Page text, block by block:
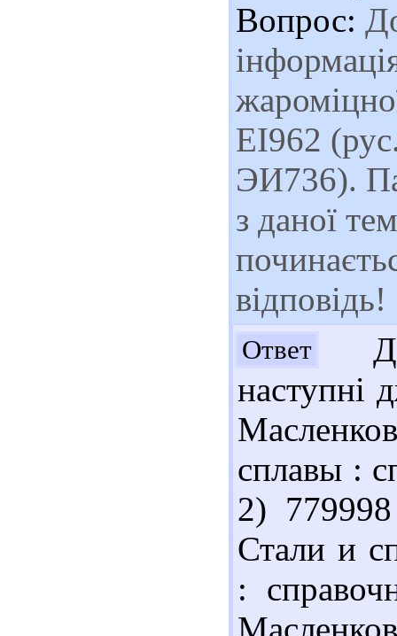
Вопрос:
ЕІ962
ЭИ736).
з даної
відповідь!
Ответ
наступні
сплавы :
2)
Стали и
: